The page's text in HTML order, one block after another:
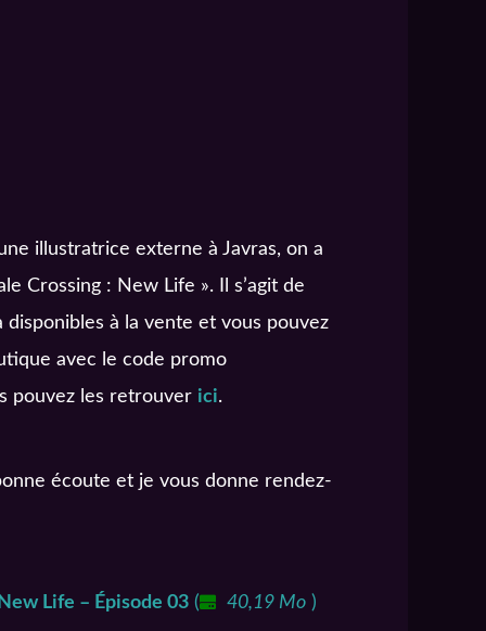
illustratrice externe à Javras, on a
Crossing : New Life ». Il s’agit de
à la vente et vous pouvez
avec le code promo
pouvez les retrouver ici.
écoute et je vous donne rendez-
Life – Épisode 03 ( 40,19 Mo )